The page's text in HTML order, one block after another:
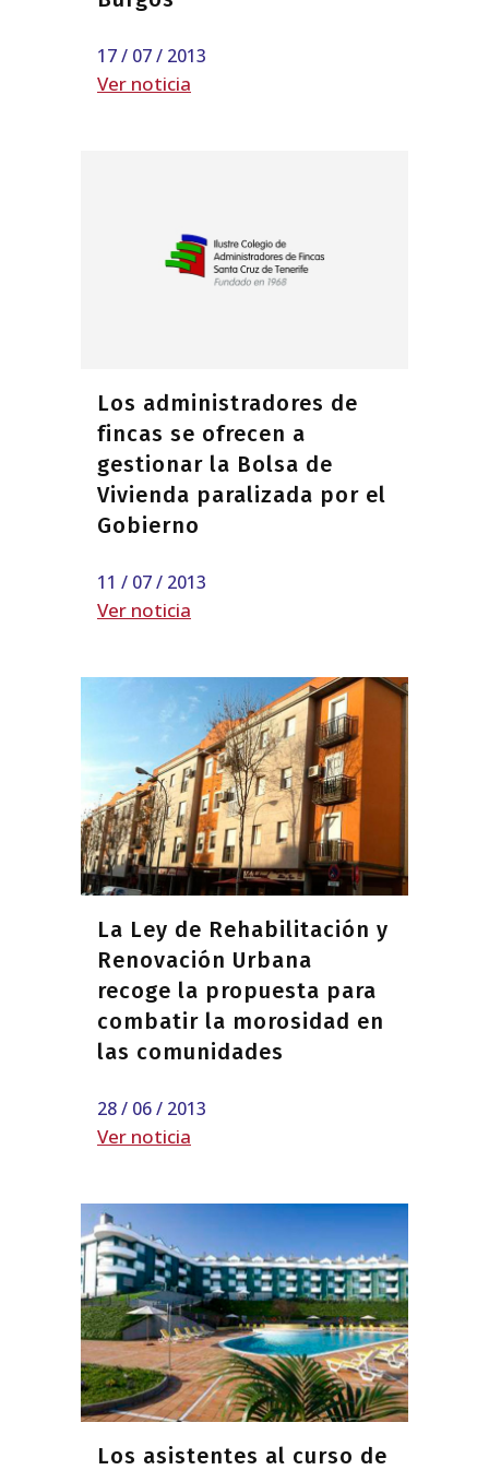
17 / 07 / 2013
Ver noticia
Los administradores de
fincas se ofrecen a
gestionar la Bolsa de
Vivienda paralizada por el
Gobierno
11 / 07 / 2013
Ver noticia
La Ley de Rehabilitación y
Renovación Urbana
recoge la propuesta para
combatir la morosidad en
las comunidades
28 / 06 / 2013
Ver noticia
Los asistentes al curso de